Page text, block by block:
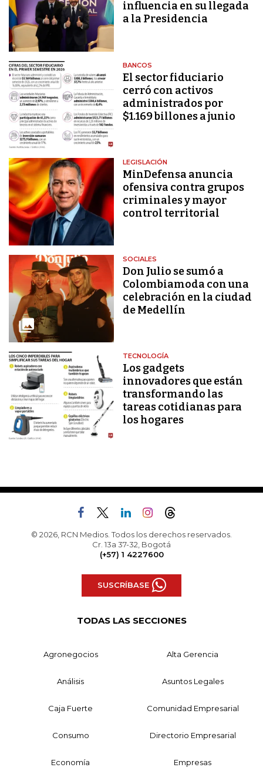
influencia en su llegada
a la Presidencia
BANCOS
El sector fiduciario
cerró con activos
administrados por
$1.169 billones a junio
LEGISLACIÓN
MinDefensa anuncia
ofensiva contra grupos
criminales y mayor
control territorial
SOCIALES
Don Julio se sumó a
Colombiamoda con una
celebración en la ciudad
de Medellín
TECNOLOGÍA
Los gadgets
innovadores que están
transformando las
tareas cotidianas para
los hogares
© 2026, RCN Medios. Todos los derechos reservados.
Cr. 13a 37-32, Bogotá
(+57) 1 4227600
SUSCRÍBASE
TODAS LAS SECCIONES
Agronegocios Alta Gerencia
Análisis Asuntos Legales
Caja Fuerte Comunidad Empresarial
Consumo Directorio Empresarial
Economía Empresas